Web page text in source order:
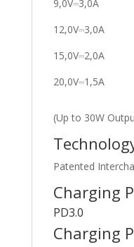
9,0V⎓3,0A
12,0V⎓3,0A
15,0V⎓2,0A
20,0V⎓1,5A
(Up to 30W
Patented
Charging
PD3.0
Charging